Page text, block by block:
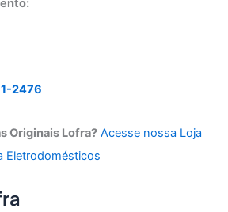
2476
Originais Lofra? Acesse nossa Loja
Eletrodomésticos